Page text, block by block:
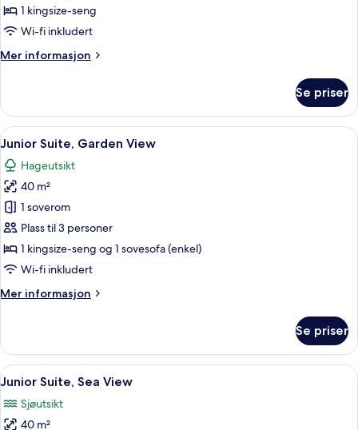
basseng,
sjøutsikt
1 kingsize-seng
Wi-fi inkludert
Mer informasjon
Mer
privat
basseng,
sjøutsikt
Se priser
Åpne
alle
bildene
av
Junior
Suite,
Garden
View
Junior Suite, Garden View | Utsikt fra
7
Junior Suite, Garden View
Hageutsikt
40 m²
1 soverom
Plass til 3 personer
1 kingsize-seng og 1 sovesofa (enkel)
Wi-fi inkludert
Mer informasjon
Mer
Suite,
Garden
View
Se priser
Åpne
alle
bildene
Junior Suite, Sea View | Minibar,
7
Junior Suite, Sea View
Sjøutsikt
40 m²